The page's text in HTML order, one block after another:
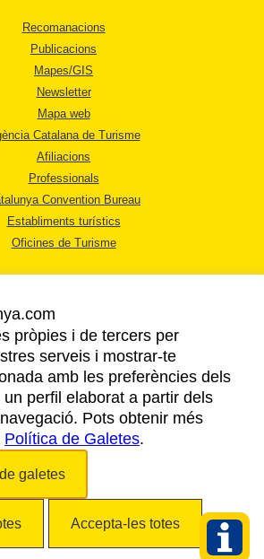
Recomanacions
Publicacions
Mapes/GIS
Newsletter
Mapa web
Catalana de Turisme
Afiliacions
Professionals
Convention Bureau
Establiments turístics
Oficines de Turisme
AVÍS LEGAL
POLÍTICA DE PRIVACITAT
COOKIES
ACCESSIBILITAT
pròpies i de tercers per
serveis i mostrar-te
amb les preferències dels
perfil elaborat a partir dels
Pots obtenir més
Política de Galetes.
galetes
Accepta-les totes